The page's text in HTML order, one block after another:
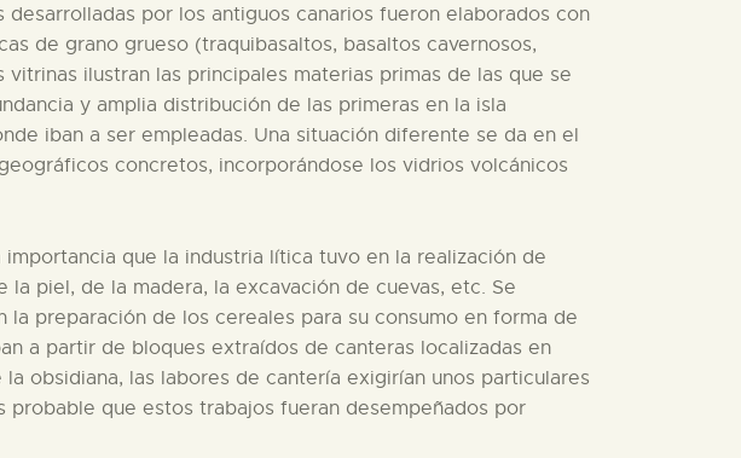
por los antiguos canarios fueron elaborados con
de grano grueso (traquibasaltos, basaltos cavernosos,
ilustran las principales materias primas de las que se
y amplia distribución de las primeras en la isla
iban a ser empleadas. Una situación diferente se da en el
concretos, incorporándose los vidrios volcánicos
que la industria lítica tuvo en la realización de
piel, de la madera, la excavación de cuevas, etc. Se
preparación de los cereales para su consumo en forma de
a partir de bloques extraídos de canteras localizadas en
obsidiana, las labores de cantería exigirían unos particulares
que estos trabajos fueran desempeñados por